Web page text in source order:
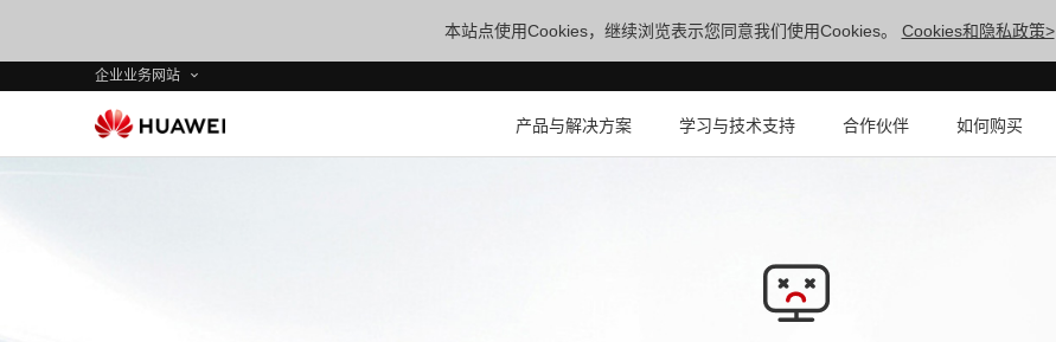
本站点使用Cookies，继续浏览表示您同意我们使用Cookies。 Cookies和隐私政策>
企业业务网站
产品与解决方案 学习与技术支持 合作伙伴 如何购买